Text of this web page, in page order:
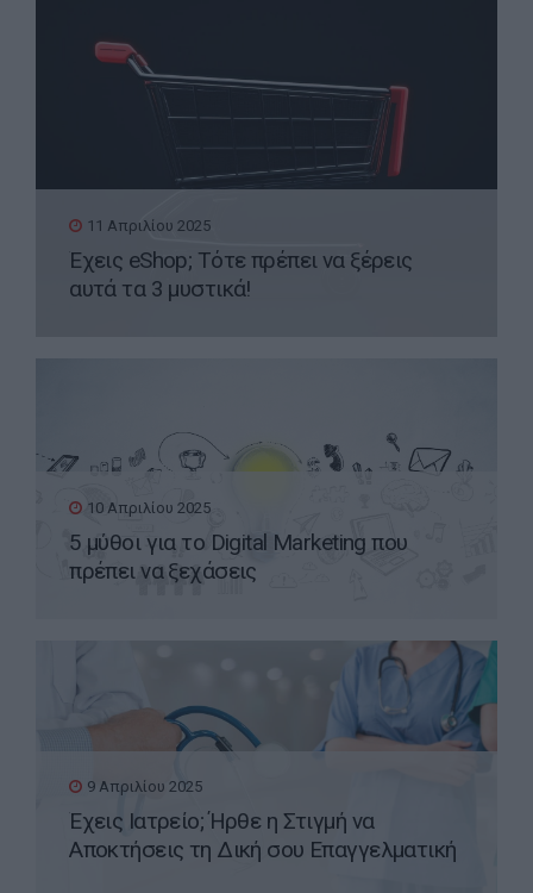
11 Απριλίου 2025
Έχεις eShop; Τότε πρέπει να ξέρεις
αυτά τα 3 μυστικά!
10 Απριλίου 2025
5 μύθοι για το Digital Marketing που
πρέπει να ξεχάσεις
9 Απριλίου 2025
Έχεις Ιατρείο; Ήρθε η Στιγμή να
Αποκτήσεις τη Δική σου Επαγγελματική